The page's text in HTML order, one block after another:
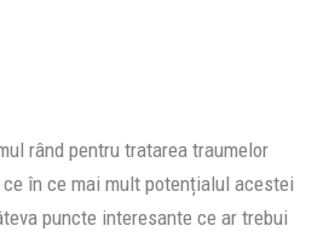
rând pentru tratarea traumelor
în ce mai mult potențialul acestei
puncte interesante ce ar trebui